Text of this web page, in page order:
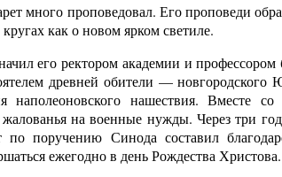
много проповедовал. Его проповеди
как о новом ярком светиле.
его ректором академии и профессором
древней обители —
наполеоновского нашествия. Вместе
на военные нужды. Через три
поручению Синода составил
ежегодно в день Рождества Христова.